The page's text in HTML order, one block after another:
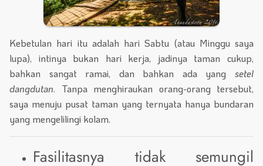
Kebetulan hari itu adalah hari Sabtu (atau Minggu saya
lupa), intinya bukan hari kerja, jadinya taman cukup,
bahkan sangat ramai, dan bahkan ada yang setel
dangdutan. Tanpa menghiraukan orang-orang tersebut,
saya menuju pusat taman yang ternyata hanya bundaran
yang mengelilingi kolam.
Fasilitasnya tidak semungil